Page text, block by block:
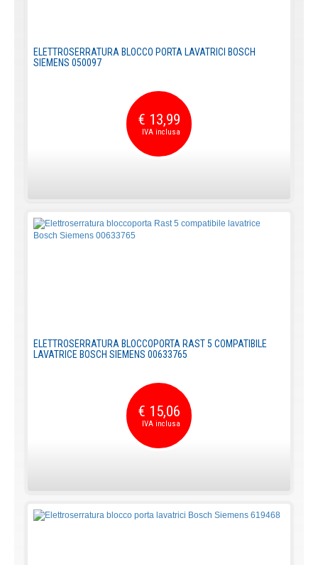
ELETTROSERRATURA BLOCCO PORTA LAVATRICI BOSCH
SIEMENS 050097
€ 13,99
ELETTROSERRATURA BLOCCOPORTA RAST 5 COMPATIBILE
LAVATRICE BOSCH SIEMENS 00633765
€ 15,06